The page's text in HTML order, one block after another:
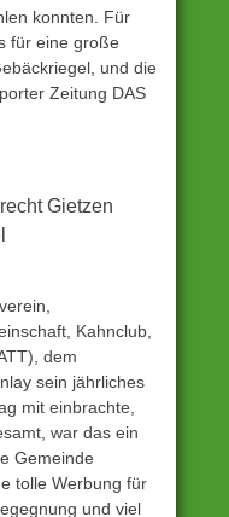
konnten. Für
für eine große
und die
Zeitung DAS
Gietzen
Kahnclub,
dem
sein jährliches
mit einbrachte,
war das ein
Gemeinde
tolle Werbung für
und viel